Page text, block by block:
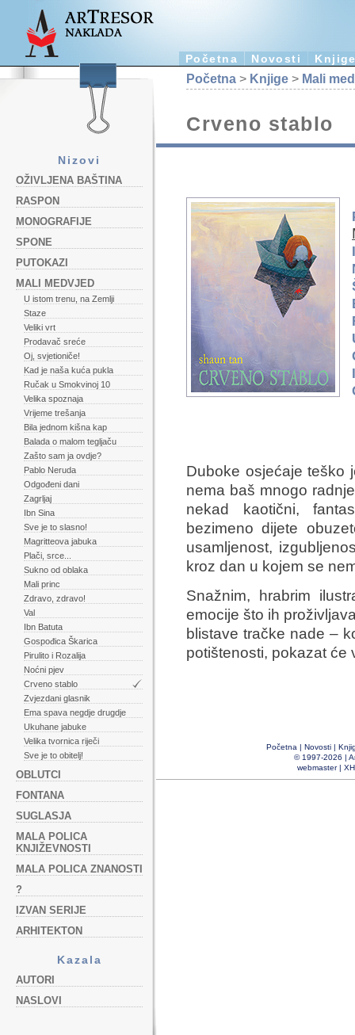
Početna Novosti
Nizovi
OŽIVLJENA BAŠTINA
RASPON
MONOGRAFIJE
SPONE
PUTOKAZI
MALI MEDVJED
U istom trenu, na Zemlji
Staze
Veliki vrt
Prodavač sreće
Oj, svjetioniče!
Kad je naša kuća pukla
Ručak u Smokvinoj 10
Velika spoznaja
Vrijeme trešanja
Bila jednom kišna kap
Balada o malom tegljaču
Zašto sam ja ovdje?
Pablo Neruda
Odgođeni dani
Zagrljaj
Ibn Sina
Sve je to slasno!
Magritteova jabuka
Plači, srce...
Sukno od oblaka
Mali princ
Zdravo, zdravo!
Val
Ibn Batuta
Gospođica Škarica
Pirulito i Rozalija
Noćni pjev
Crveno stablo
Zvjezdani glasnik
Ema spava negdje drugdje
Ukuhane jabuke
Velika tvornica riječi
Sve je to obitelj!
OBLUTCI
FONTANA
SUGLASJA
MALA POLICA
KNJIŽEVNOSTI
MALA POLICA ZNANOSTI
?
IZVAN SERIJE
ARHITEKTON
Kazala
AUTORI
NASLOVI
Početna > Knjige > Mali
Crveno stablo
Duboke osjećaje teško
nema baš mnogo
nekad kaotični,
bezimeno dijete
usamljenost,
kroz dan u kojem se
Snažnim, hrabrim
emocije što ih
blistave tračke nade –
potištenosti, pokazat će
Početna | Novosti |
© 1997-2026 |
webmaster|